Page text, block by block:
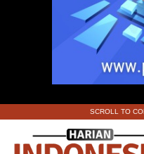
SCROLL TO